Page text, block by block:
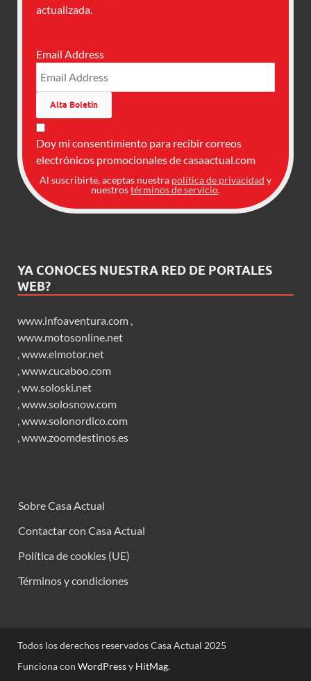
actualizada.
Email Address
Doy mi consentimiento para recibir correos
electrónicos promocionales de casaactual.com
Al suscribirte, aceptas nuestra política de privacidad y
nuestrostérminos de servicio.
YA CONOCES NUESTRA RED DE PORTALES
WEB?
www.infoaventura.com ,
www.motosonline.net
,www.elmotor.net
,www.cucaboo.com
,ww.soloski.net
,www.solosnow.com
,www.solonordico.com
,www.zoomdestinos.es
Sobre Casa Actual
Contactar con Casa Actual
Política de cookies (UE)
Términos y condiciones
Todos los derechos reservados Casa Actual 2025
Funciona con WordPressy HitMag.